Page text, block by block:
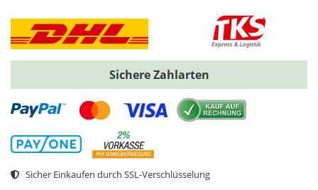
Sichere Zahlarten
Sicher Einkaufen durch SSL-Verschlüsselung